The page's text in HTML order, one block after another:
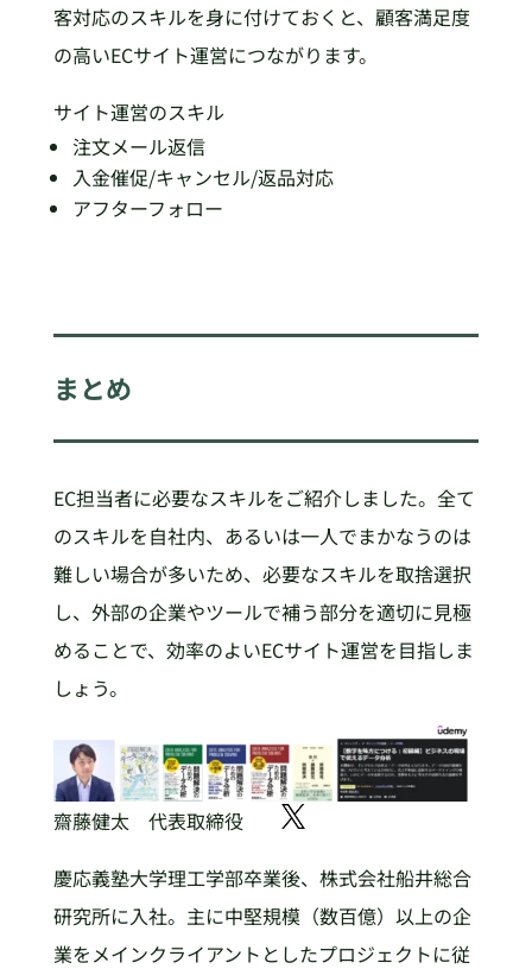
客対応のスキルを身に付けておくと、顧客満足度
の高いECサイト運営につながります。
サイト運営のスキル
注文メール返信
入金催促/キャンセル/返品対応
アフターフォロー
まとめ
EC担当者に必要なスキルをご紹介しました。全て
のスキルを自社内、あるいは一人でまかなうのは
難しい場合が多いため、必要なスキルを取捨選択
し、外部の企業やツールで補う部分を適切に見極
めることで、効率のよいECサイト運営を目指しま
しょう。
齋藤健太 代表取締役
慶応義塾大学理工学部卒業後、株式会社船井総合
研究所に入社。主に中堅規模（数百億）以上の企
業をメインクライアントとしたプロジェクトに従